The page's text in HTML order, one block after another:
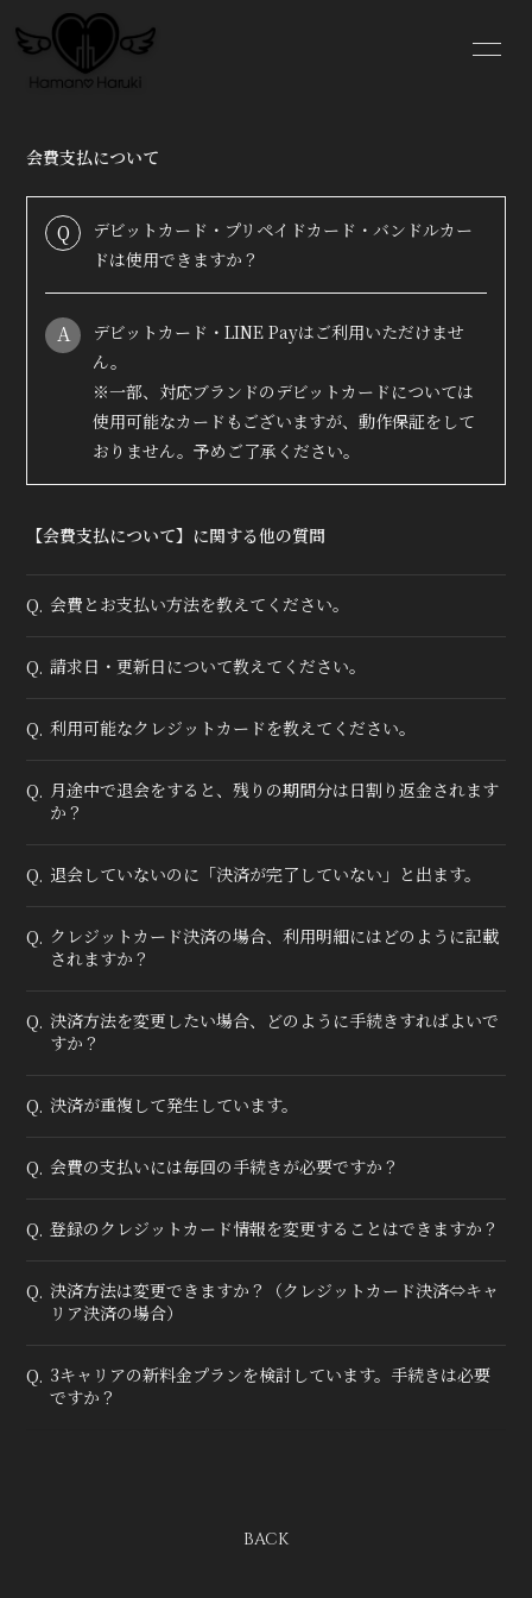
WS
ログイン
会費支払について
Q
デビットカード・プリペイドカード・バンドルカー
ドは使用できますか？
A
デビットカード・LINE Payはご利用いただけませ
ん。
※一部、対応ブランドのデビットカードについては
使用可能なカードもございますが、動作保証をして
おりません。予めご了承ください。
【会費支払について】に関する他の質問
Q. 会費とお支払い方法を教えてください。
Q. 請求日・更新日について教えてください。
Q. 利用可能なクレジットカードを教えてください。
Q. 月途中で退会をすると、残りの期間分は日割り返金されます
か？
Q. 退会していないのに「決済が完了していない」と出ます。
Q. クレジットカード決済の場合、利用明細にはどのように記載
されますか？
Q. 決済方法を変更したい場合、どのように手続きすればよいで
すか？
Q. 決済が重複して発生しています。
Q. 会費の支払いには毎回の手続きが必要ですか？
Q. 登録のクレジットカード情報を変更することはできますか？
Q. 決済方法は変更できますか？（クレジットカード決済⇔キャ
リア決済の場合）
Q. 3キャリアの新料金プランを検討しています。手続きは必要
ですか？
BACK